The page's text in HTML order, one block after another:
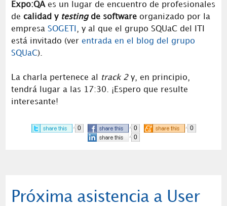
Expo:QAes un lugar de encuentro de profesionales
de calidad y testing de softwareorganizado por la
empresa SOGETI
, y al que el grupo SQUaC del ITI
está invitado (ver entrada en el blog del grupo
SQUaC).
La charla pertenece al track 2y, en principio,
tendrá lugar a las 17:30. ¡Espero que resulte
interesante!
0 0
0
0
Próxima asistencia a User